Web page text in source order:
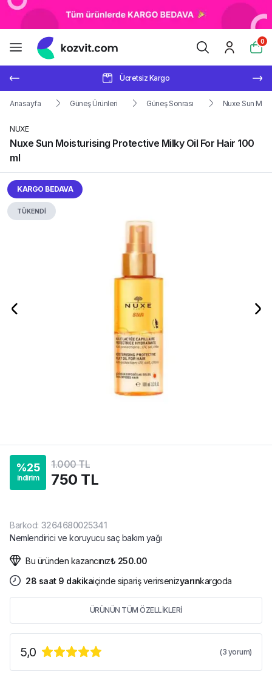
0
Ücretsiz Kargo
Anasayfa Güneş Ürünleri Güneş Sonrası Nuxe Sun
NUXE
Nuxe Sun Moisturising Protective Milky Oil For Hair 100
ml
KARGO BEDAVA
TÜKENDİ
%25
indirim
1.000 TL
750 TL
Barkod: 3264680025341
Nemlendirici ve koruyucu saç bakım yağı
Bu üründen kazancınız₺ 250.00
28 saat 9 dakikaiçinde sipariş verirsenizyarınkargoda
ÜRÜNÜN TÜM ÖZELLİKLERİ
5,0 (3 yorum)